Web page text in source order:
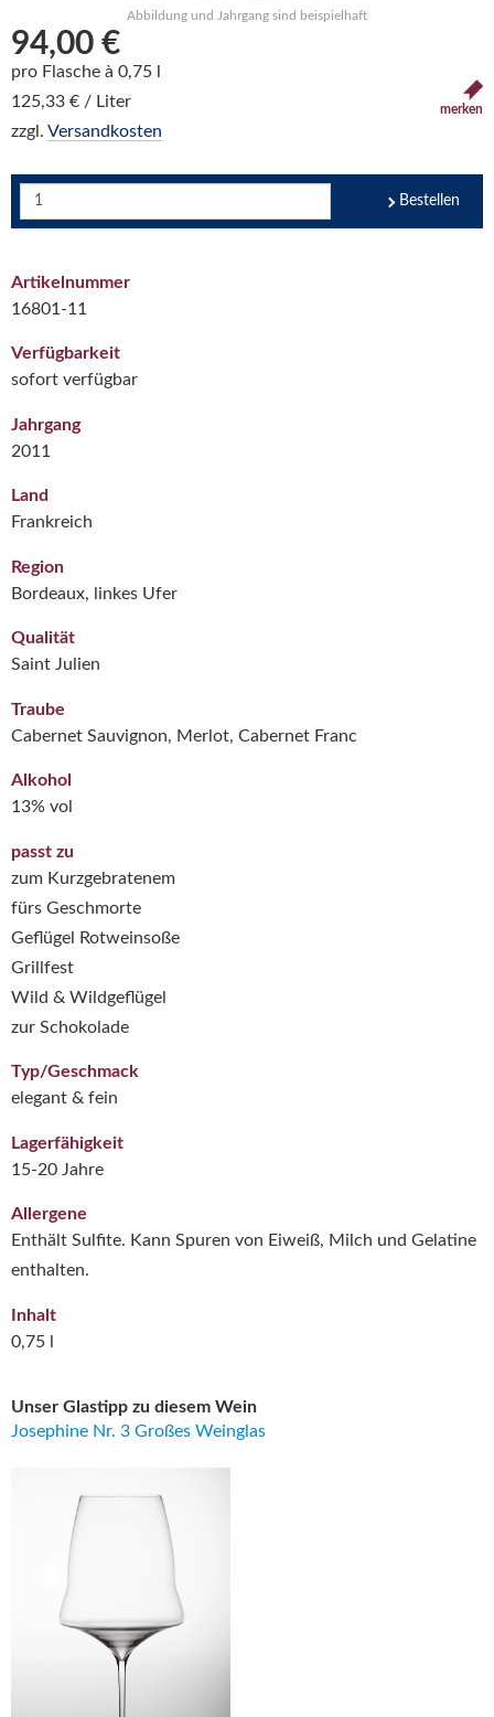
Unser Glastipp zu diesem Wein
Josephine Nr. 3 Großes Weinglas
Abbildung und Jahrgang sind beispielhaft
94,00 €
pro Flasche à 0,75 l
125,33 € / Liter
zzgl. Versandkosten
merken
Bestellen
Artikelnummer
16801-11
Verfügbarkeit
sofort verfügbar
Jahrgang
2011
Land
Frankreich
Region
Bordeaux, linkes Ufer
Qualität
Saint Julien
Traube
Cabernet Sauvignon, Merlot, Cabernet Franc
Alkohol
13% vol
passt zu
zum Kurzgebratenem
fürs Geschmorte
Geflügel Rotweinsoße
Grillfest
Wild & Wildgeflügel
zur Schokolade
Typ/Geschmack
elegant & fein
Lagerfähigkeit
15-20 Jahre
Allergene
Enthält Sulfite. Kann Spuren von Eiweiß, Milch und Gelatine
enthalten.
Inhalt
0,75 l